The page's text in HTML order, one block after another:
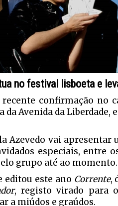
no festival lisboeta e
confirmação no
da Avenida da Liberdade,
Azevedo vai apresentar
especiais, entre
grupo até ao momento.
editou este ano Corrente,
, registo virado para
a miúdos e graúdos.